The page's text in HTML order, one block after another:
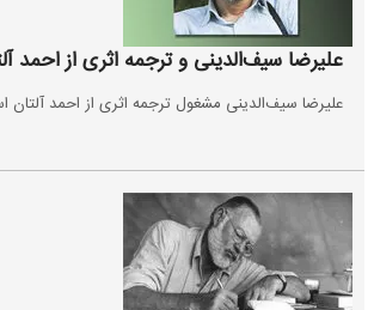
علیرضا سیف‌الدینی و ترجمه اثری از احمد
علیرضا سیف‌الدینی مشغول ترجمه اثری از احمد